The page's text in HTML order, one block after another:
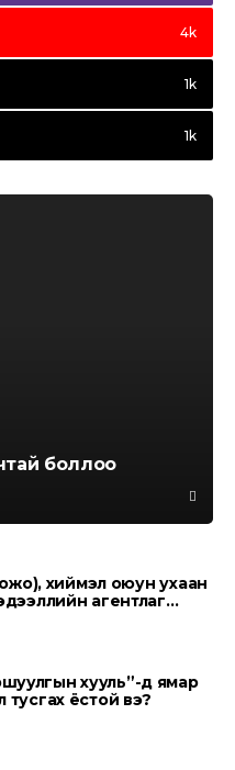
4k
1k
1k
боллоо
хиймэл оюун ухаан
агентлаг
хууль”-д ямар
тусгах ёстой вэ?